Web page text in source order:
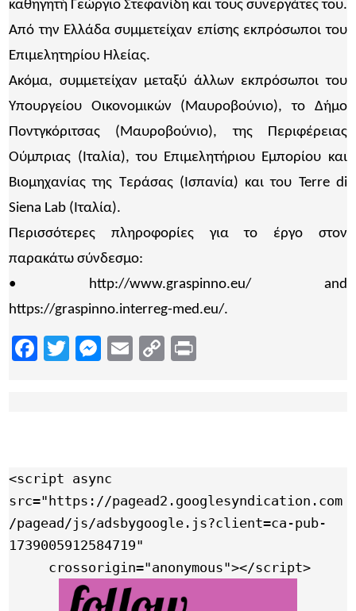
καθηγητή Γεώργιο Στεφανίδη και τους συνεργάτες του.
Από την Ελλάδα συμμετείχαν επίσης εκπρόσωποι του
Επιμελητηρίου Ηλείας.
Ακόμα, συμμετείχαν μεταξύ άλλων εκπρόσωποι του
Υπουργείου Οικονομικών (Μαυροβούνιο), το Δήμο
Ποντγκόριτσας (Μαυροβούνιο), της Περιφέρειας
Ούμπριας (Ιταλία), του Επιμελητήριου Εμπορίου και
Βιομηχανίας της Τεράσας (Ισπανία) και του Terre di
Siena Lab (Ιταλία).
Περισσότερες πληροφορίες για το έργο στον
παρακάτω σύνδεσμο:
• http://www.graspinno.eu/ and
https://graspinno.interreg-med.eu/.
Facebook
TwitterMessenger
EmailCopy
<script async
src="https://pagead2.googlesyndication.com
/pagead/js/adsbygoogle.js?client=ca-pub-
1739005912584719"
     crossorigin="anonymous"></script>